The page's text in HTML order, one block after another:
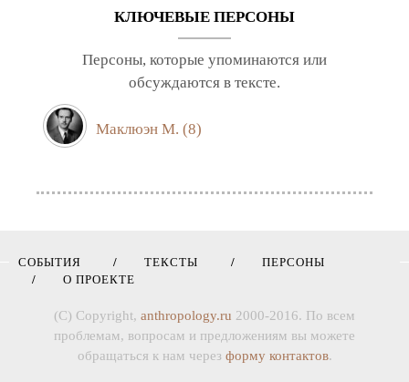
КЛЮЧЕВЫЕ ПЕРСОНЫ
Персоны, которые упоминаются или
обсуждаются в тексте.
Маклюэн М. (8)
СОБЫТИЯ ТЕКСТЫ
ПЕРСОНЫ
О ПРОЕКТЕ
(C) Copyright, anthropology.ru 2000-2016. По всем
проблемам, вопросам и предложениям вы можете
обращаться к нам через форму контактов.